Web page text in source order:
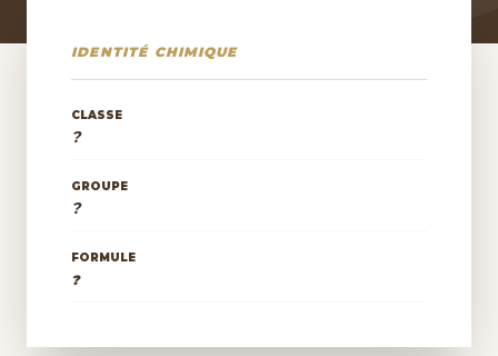
IDENTITÉ CHIMIQUE
CLASSE
?
GROUPE
?
FORMULE
?